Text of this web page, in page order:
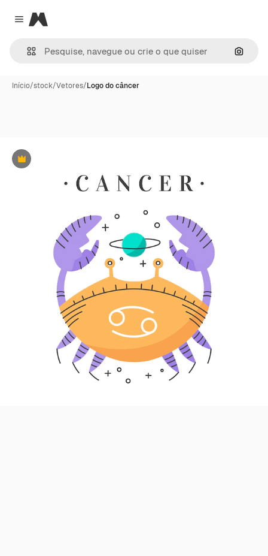
Close menu
Magnific
Início/stock/Vetores/Logo do câncer
Premium